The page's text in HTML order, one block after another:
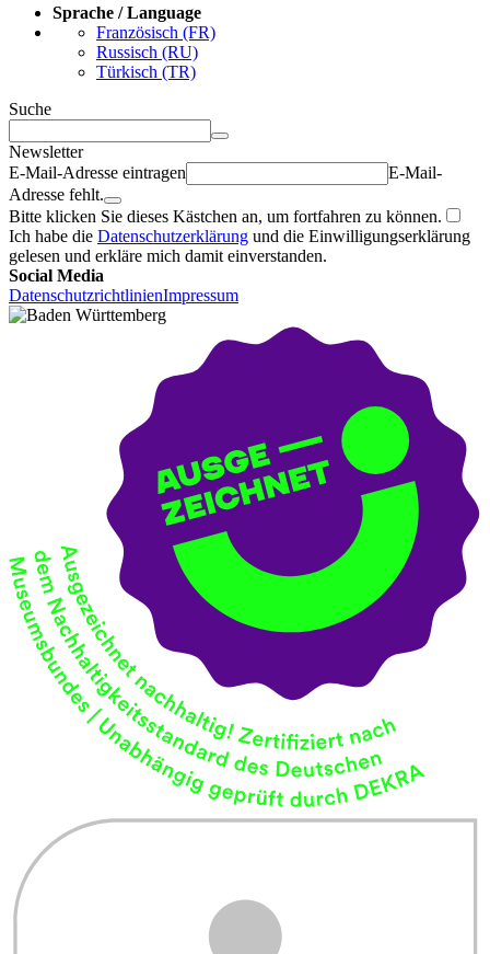
Sprache / Language
Französisch (FR)
Russisch (RU)
Türkisch (TR)
Suche
Newsletter
E-Mail-Adresse eintragen
E-Mail-
Adresse fehlt.
Bitte klicken Sie dieses Kästchen an, um fortfahren zu können.
Ich habe die Datenschutzerklärung und die Einwilligungserklärung
gelesen und erkläre mich damit einverstanden.
Social Media
DatenschutzrichtlinienImpressum